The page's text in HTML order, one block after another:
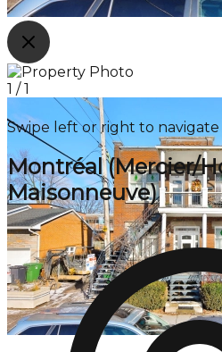
1 /1
Swipe left or right to navigate
Montréal (Mercier/
Maisonneuve)